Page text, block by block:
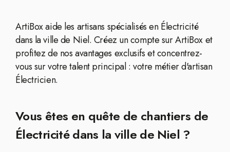
ArtiBox aide les artisans spécialisés en Électricité
dans la ville de Niel. Créez un compte sur ArtiBox et
profitez de nos avantages exclusifs et concentrez-
vous sur votre talent principal : votre métier d'artisan
Électricien.
Vous êtes en quête de chantiers de
Électricité dans la ville de Niel ?